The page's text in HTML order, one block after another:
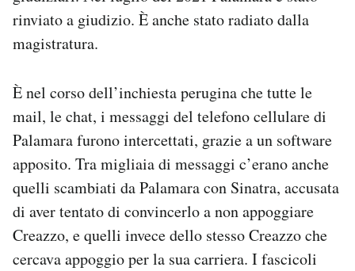
rinviato a giudizio. È anche stato radiato dalla
magistratura.
È nel corso dell’inchiesta perugina che tutte le
mail, le chat, i messaggi del telefono cellulare di
Palamara furono intercettati, grazie a un software
apposito. Tra migliaia di messaggi c’erano anche
quelli scambiati da Palamara con Sinatra, accusata
di aver tentato di convincerlo a non appoggiare
Creazzo, e quelli invece dello stesso Creazzo che
cercava appoggio per la sua carriera. I fascicoli